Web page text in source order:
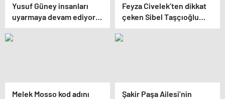
Yusuf Güney insanları
uyarmaya devam ediyor:
“Uzaylılar bizi ciddiye
almıyor”
Feyza Civelek’ten dikkat
çeken Sibel Taşçıoğlu
paylaşımı geldi
Melek Mosso kod adını
Şakir Paşa Ailesi’nin